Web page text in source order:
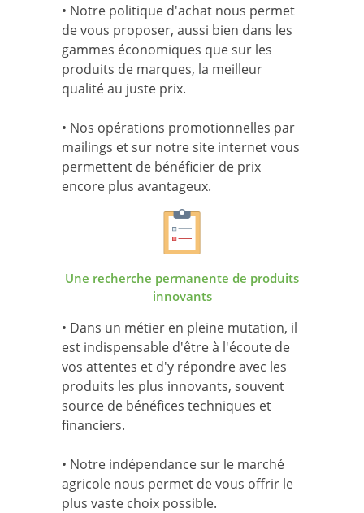
• Notre politique d'achat nous permet
de vous proposer, aussi bien dans les
gammes économiques que sur les
produits de marques, la meilleur
qualité au juste prix.
• Nos opérations promotionnelles par
mailings et sur notre site internet vous
permettent de bénéficier de prix
encore plus avantageux.
Une recherche permanente de produits
innovants
• Dans un métier en pleine mutation, il
est indispensable d'être à l'écoute de
vos attentes et d'y répondre avec les
produits les plus innovants, souvent
source de bénéfices techniques et
financiers.
• Notre indépendance sur le marché
agricole nous permet de vous offrir le
plus vaste choix possible.